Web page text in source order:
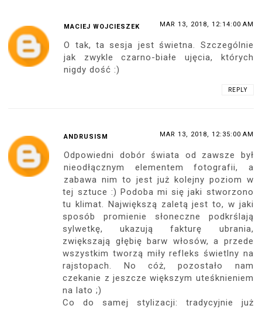
MACIEJ WOJCIESZEK MAR 13, 2018, 12:14:00 AM
O tak, ta sesja jest świetna. Szczególnie
jak zwykle czarno-białe ujęcia, których
nigdy dość :)
REPLY
ANDRUSISM MAR 13, 2018, 12:35:00 AM
Odpowiedni dobór świata od zawsze był
nieodłącznym elementem fotografii, a
zabawa nim to jest już kolejny poziom w
tej sztuce :) Podoba mi się jaki stworzono
tu klimat. Największą zaletą jest to, w jaki
sposób promienie słoneczne podkrślają
sylwetkę, ukazują fakturę ubrania,
zwiększają głębię barw włosów, a przede
wszystkim tworzą miły refleks świetlny na
rajstopach. No cóż, pozostało nam
czekanie z jeszcze większym uteśknieniem
na lato ;)
Co do samej stylizacji: tradycyjnie już